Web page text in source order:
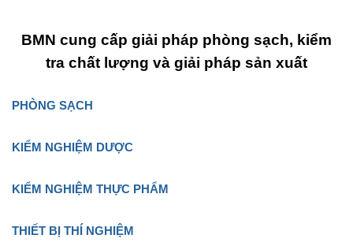
BMN cung cấp giải pháp phòng sạch, kiểm
tra chất lượng và giải pháp sản xuất
PHÒNG SẠCH
KIỂM NGHIỆM DƯỢC
KIỂM NGHIỆM THỰC PHẨM
THIẾT BỊ THÍ NGHIỆM